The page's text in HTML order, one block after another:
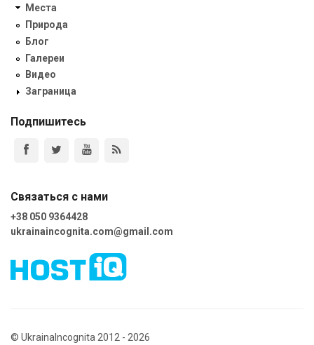
Места
Природа
Блог
Галереи
Видео
Заграница
Подпишитесь
Связаться с нами
+38 050 9364428
ukrainaincognita.com@gmail.com
© UkrainaIncognita 2012 - 2026